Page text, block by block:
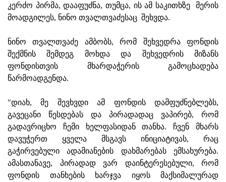
კერძო პირმა, დააფუძნა, თუმცა, ის ამ საკითხზე მერის
მოადგილეს, ნინო თვალთვაძესაც შეხვდა.
ნინო თვალთვაძე ამბობს, რომ შეხვედრა ფონდის
შექმნის შემდეგ მოხდა და შეხვედრის მიზანს
ფონდისთვის მხარდაჭერის გამოცხადება
წარმოადგენდა.
"დიახ, მე შევხვდი ამ ფონდის დამფუძნებლებს,
გავეცანი წესდებას და პირადადაც ვაპირებ, რომ
გადავრიცხო ჩემი ხელფასიდან თანხა. ჩვენ მხარს
დავუჭერთ ყველა მსგავს ინიციატივას, რაც
გაჭირვებული ადამიანების დახმარებას ემსახურება.
ამასთანავე, პირადად ვარ დაინტერესებული, რომ
ფონდის თანხების ხარჯვა იყოს მაქსიმალურად